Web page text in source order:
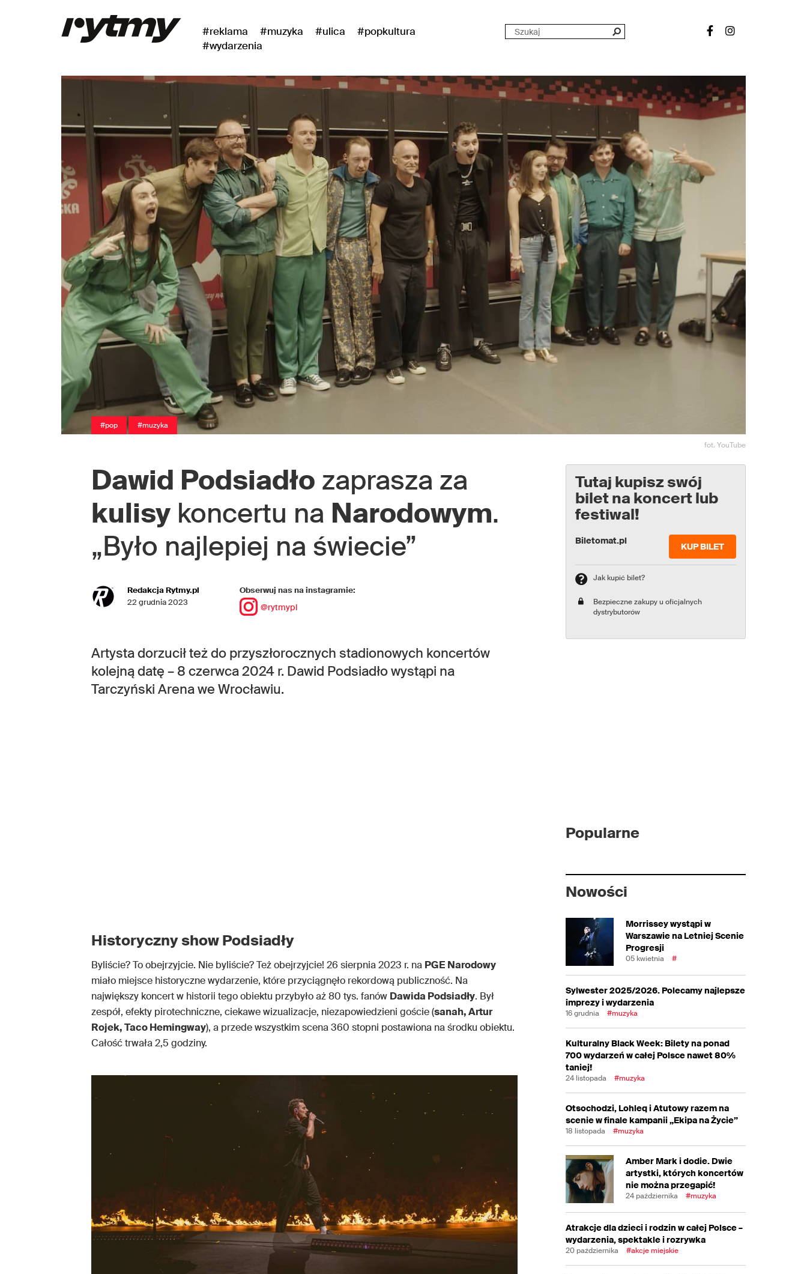
#reklama #muzyka #ulica
#popkultura
#wydarzenia
#pop #muzyka
fot. YouTube
Dawid Podsiadło zaprasza za
kulisykoncertu na Narodowym.
„Było najlepiej na świecie”
Redakcja Rytmy.pl
22 grudnia 2023
Obserwuj nas na instagramie:
@rytmypl
Artysta dorzucił też do przyszłorocznych stadionowych koncertów
kolejną datę – 8 czerwca 2024 r. Dawid Podsiadło wystąpi na
Tarczyński Arena we Wrocławiu.
Historyczny show Podsiadły
Byliście? To obejrzyjcie. Nie byliście? Też obejrzyjcie! 26 sierpnia 2023 r. na PGE Narodowy
miało miejsce historyczne wydarzenie, które przyciągnęło rekordową publiczność. Na
największy koncert w historii tego obiektu przybyło aż 80 tys. fanów Dawida Podsiadły. Był
zespół, efekty pirotechniczne, ciekawe wizualizacje, niezapowiedzieni goście (sanah, Artur
Rojek, Taco Hemingway), a przede wszystkim scena 360 stopni postawiona na środku obiektu.
Całość trwała 2,5 godziny.
Tutaj kupisz swój
bilet na koncert lub
festiwal!
Biletomat.pl
KUP BILET
Jak kupić bilet?
Bezpieczne zakupy u oficjalnych
dystrybutorów
Popularne
Nowości
Morrissey wystąpi w
Warszawie na Letniej Scenie
Progresji
05 kwietnia #
Sylwester 2025/2026. Polecamy najlepsze
imprezy i wydarzenia
16 grudnia #muzyka
Kulturalny Black Week: Bilety na ponad
700 wydarzeń w całej Polsce nawet 80%
taniej!
24 listopada #muzyka
Otsochodzi, Lohleq i Atutowy razem na
scenie w finale kampanii „Ekipa na Życie”
18 listopada #muzyka
Amber Mark i dodie. Dwie
artystki, których koncertów
nie można przegapić!
24 października #muzyka
Atrakcje dla dzieci i rodzin w całej Polsce –
wydarzenia, spektakle i rozrywka
20 października #akcje miejskie